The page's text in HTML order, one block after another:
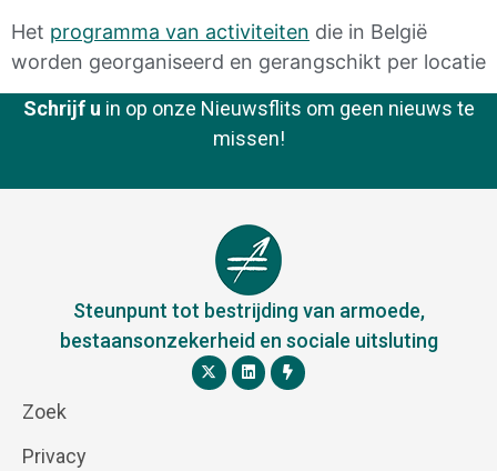
Het programma van activiteiten die in België
worden georganiseerd en gerangschikt per locatie
Schrijf u in op onze Nieuwsflits om geen nieuws te
missen!
Steunpunt tot bestrijding van armoede,
bestaansonzekerheid en sociale uitsluting
Zoek
Privacy